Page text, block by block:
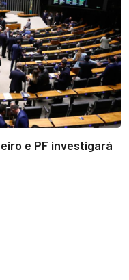
e PF investigará